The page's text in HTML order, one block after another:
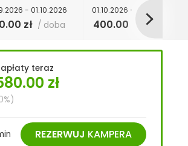
- 01.10.2026
zł / doba
01.10.2026 - 20.12.2026
400.00 zł / doba
teraz
zł
REZERWUJ KAMPERA